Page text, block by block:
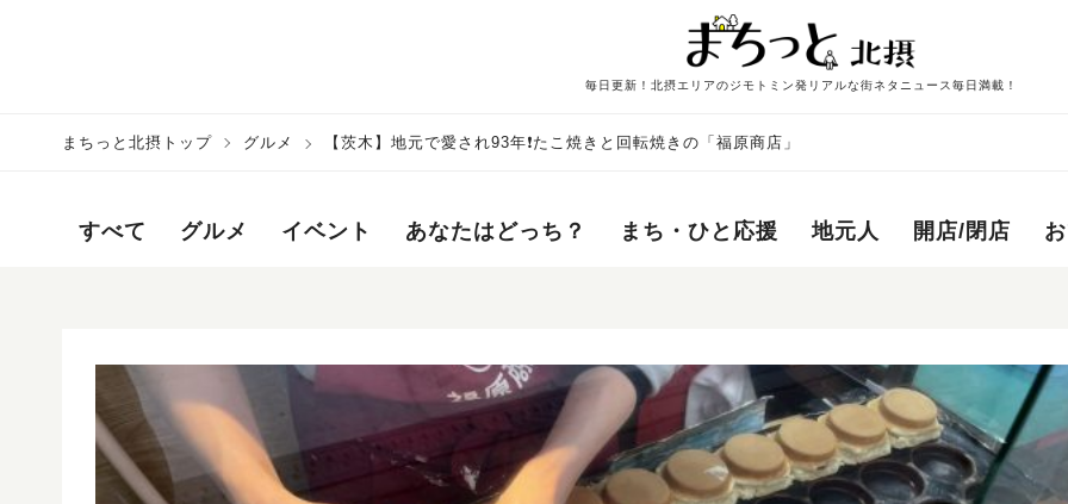
毎日更新！北摂エリアのジモトミン発リアルな街ネタニュース毎日満載！
まちっと北摂トップ グルメ 【茨木】地元で愛され93年❗️たこ焼きと回転焼きの「福原商店」
すべて グルメ イベント あなたはどっち？ まち・ひと応援 地元人 開店/閉店